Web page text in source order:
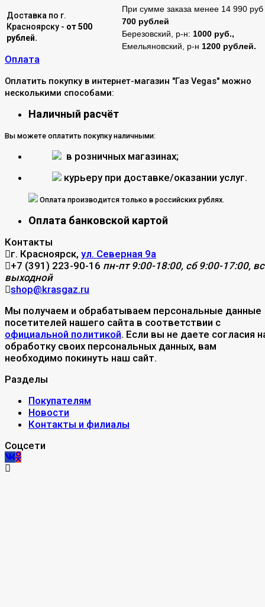
Доставка по г.
Красноярску - от 500
рублей.
При сумме заказа менее 14 990 руб
700 рублей
Березовский, р-н: 1000 руб.,
Емельяновский, р-н 1200 рублей.
Оплата
Оплатить покупку в интернет-магазин "Газ Vegas" можно
несколькими способами:
Наличный расчёт
Вы можете оплатить покупку наличными:
в розничных магазинах;
курьеру при доставке/оказании услуг.
Оплата производится только в российских рублях.
Оплата банковской картой
Контакты
г. Красноярск, ул. Северная 9а
+7 (391) 223-90-16 пн-пт 9:00-18:00, сб 9:00-17:00,
выходной
shop@krasgaz.ru
Мы получаем и обрабатываем персональные данные
посетителей нашего сайта в соответствии с
официальной политикой. Если вы не даете согласия
обработку своих персональных данных, вам
необходимо покинуть наш сайт.
Разделы
Покупателям
Новости
Контакты и филиалы
Соцсети